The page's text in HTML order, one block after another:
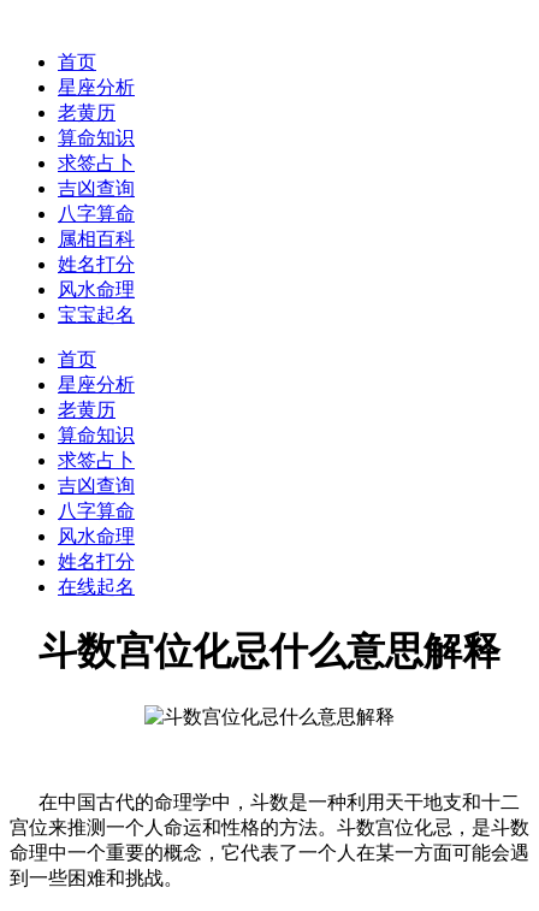
首页
星座分析
老黄历
算命知识
求签占卜
吉凶查询
八字算命
属相百科
姓名打分
风水命理
宝宝起名
首页
星座分析
老黄历
算命知识
求签占卜
吉凶查询
八字算命
风水命理
姓名打分
在线起名
斗数宫位化忌什么意思解释
在中国古代的命理学中，斗数是一种利用天干地支和十二
宫位来推测一个人命运和性格的方法。斗数宫位化忌，是斗数
命理中一个重要的概念，它代表了一个人在某一方面可能会遇
到一些困难和挑战。